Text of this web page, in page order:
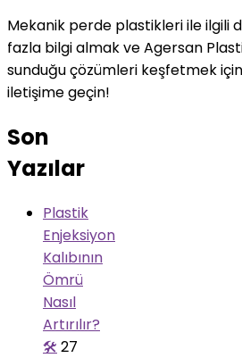
Mekanik perde plastikleri ile ilgili
fazla bilgi almak ve Agersan
sunduğu çözümleri keşfetmek
iletişime geçin!
Son
Yazılar
Plastik
Enjeksiyon
Kalıbının
Ömrü
Nasıl
Artırılır?
🛠️ 27